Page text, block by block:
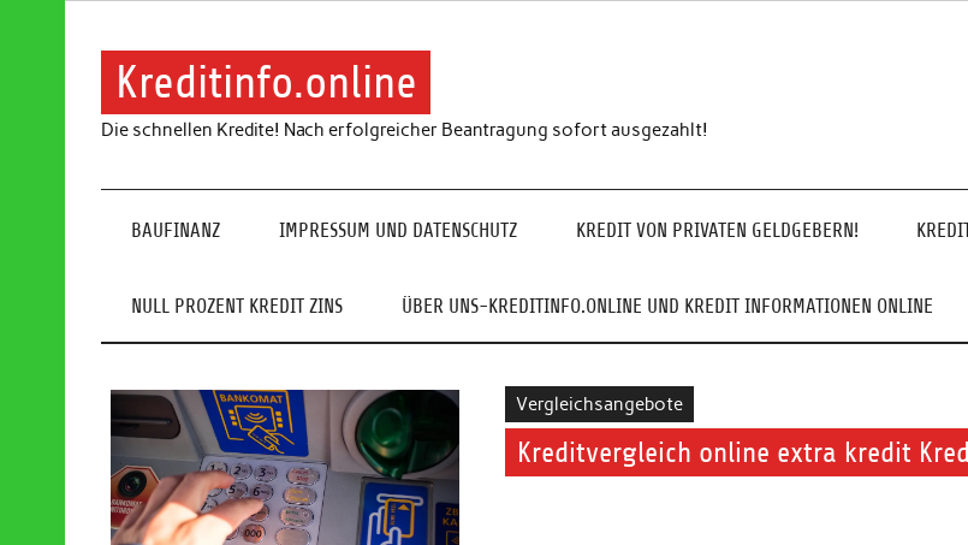
Kreditinfo.online
Die schnellen Kredite! Nach erfolgreicher Beantragung sofort ausgezahlt!
BAUFINANZ IMPRESSUM UND DATENSCHUTZ KREDIT VON PRIVATEN GELDGEBERN!
NULL PROZENT KREDIT ZINS ÜBER UNS-KREDITINFO.ONLINE UND KREDIT INFORMATIONEN ONLINE
Vergleichsangebote
Kreditvergleich online extra kredit